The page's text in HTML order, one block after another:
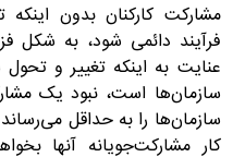
مشارکت کارکنان بدون
فرآیند دائمی شود‌‌، به شکل
عنایت به اینکه تغییر و
‌‌سازمان‌ها است، نبود یک
‌‌سازمان‌ها را به حداقل
کار مشارکت‌جویانه آنها